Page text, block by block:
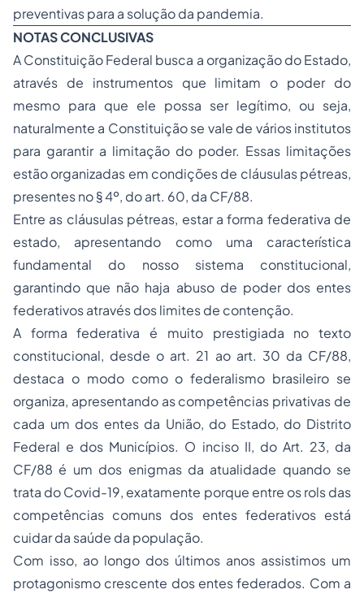
preventivas para a solução da pandemia.
NOTAS CONCLUSIVAS
A Constituição Federal busca a organização do Estado,
através de instrumentos que limitam o poder do
mesmo para que ele possa ser legítimo, ou seja,
naturalmente a Constituição se vale de vários institutos
para garantir a limitação do poder. Essas limitações
estão organizadas em condições de cláusulas pétreas,
presentes no § 4º, do art. 60, da CF/88.
Entre as cláusulas pétreas, estar a forma federativa de
estado, apresentando como uma característica
fundamental do nosso sistema constitucional,
garantindo que não haja abuso de poder dos entes
federativos através dos limites de contenção.
A forma federativa é muito prestigiada no texto
constitucional, desde o art. 21 ao art. 30 da CF/88,
destaca o modo como o federalismo brasileiro se
organiza, apresentando as competências privativas de
cada um dos entes da União, do Estado, do Distrito
Federal e dos Municípios. O inciso II, do Art. 23, da
CF/88 é um dos enigmas da atualidade quando se
trata do Covid-19, exatamente porque entre os rols das
competências comuns dos entes federativos está
cuidar da saúde da população.
Com isso, ao longo dos últimos anos assistimos um
protagonismo crescente dos entes federados. Com a